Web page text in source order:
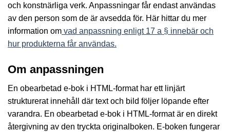
och konstnärliga verk. Anpassningar får endast användas
av den person som de är avsedda för. Här hittar du mer
information om vad anpassning enligt 17 a § innebär och
hur produkterna får användas.
Om anpassningen
En obearbetad e-bok i HTML-format har ett linjärt
strukturerat innehåll där text och bild följer löpande efter
varandra. En obearbetad e-bok i HTML-format är en direkt
återgivning av den tryckta originalboken. E-boken fungerar